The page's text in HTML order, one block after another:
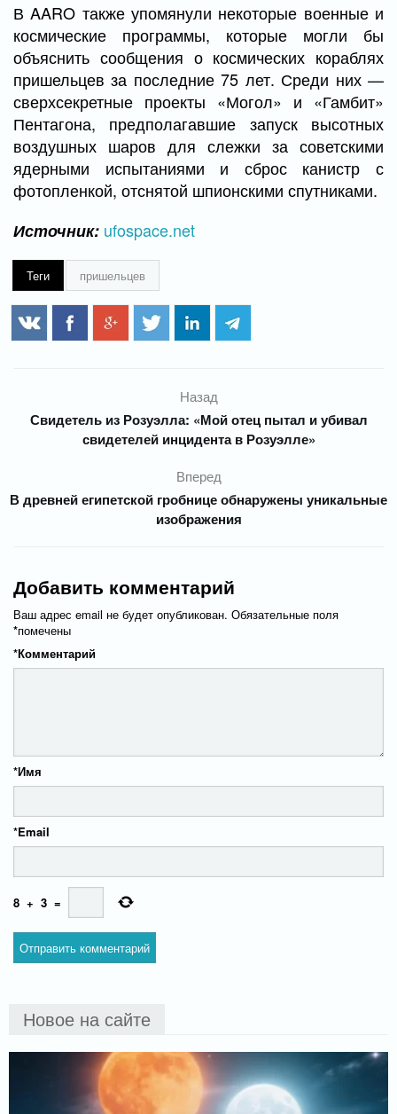
В AARO также упомянули некоторые военные и
космические программы, которые могли бы
объяснить сообщения о космических кораблях
пришельцев за последние 75 лет. Среди них —
сверхсекретные проекты «Могол» и «Гамбит»
Пентагона, предполагавшие запуск высотных
воздушных шаров для слежки за советскими
ядерными испытаниями и сброс канистр с
фотопленкой, отснятой шпионскими спутниками.
Источник: ufospace.net
Теги пришельцев
Назад
Свидетель из Розуэлла: «Мой отец пытал и убивал
свидетелей инцидента в Розуэлле»
Вперед
В древней египетской гробнице обнаружены уникальные
изображения
Добавить комментарий
Ваш адрес email не будет опубликован. Обязательные поля
помечены
*
Комментарий
*
Имя
*
Email
*
8 + 3 =
Новое на сайте